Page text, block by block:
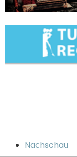
Nachschau